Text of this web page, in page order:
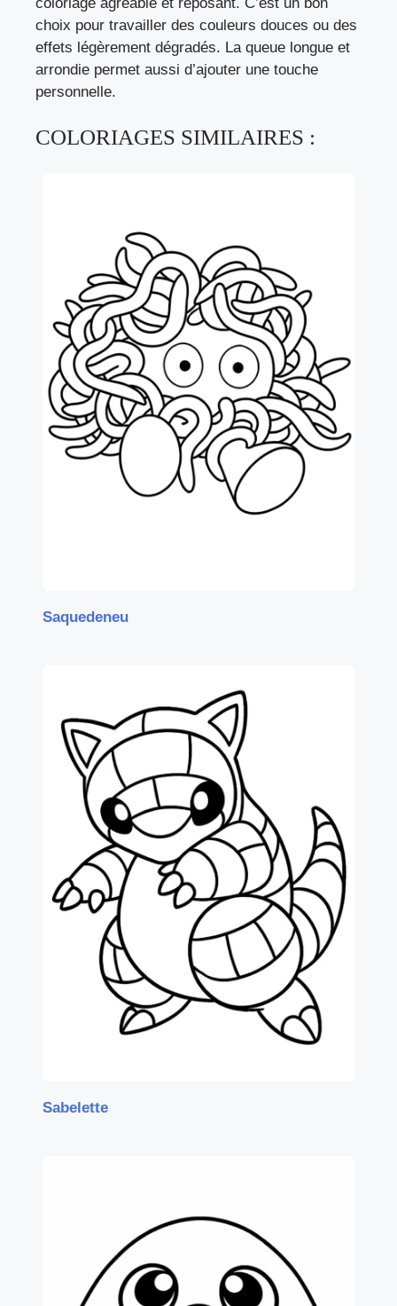
choix pour travailler des couleurs douces ou des
effets légèrement dégradés. La queue longue et
arrondie permet aussi d’ajouter une touche
personnelle.
COLORIAGES SIMILAIRES :
Saquedeneu
Sabelette